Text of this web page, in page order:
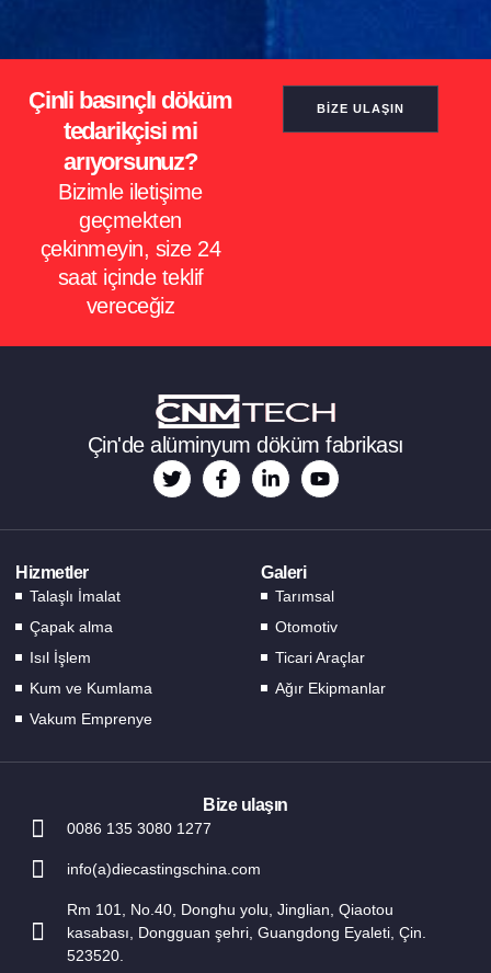
Çinli basınçlı döküm
tedarikçisi mi
arıyorsunuz?
Bizimle iletişime
geçmekten
çekinmeyin, size 24
saat içinde teklif
vereceğiz
BIZE ULAŞIN
Çin'de alüminyum döküm fabrikası
Hizmetler
Talaşlı İmalat
Çapak alma
Isıl İşlem
Kum ve Kumlama
Vakum Emprenye
Galeri
Tarımsal
Otomotiv
Ticari Araçlar
Ağır Ekipmanlar
Bize ulaşın
0086 135 3080 1277
info(a)diecastingschina.com
Rm 101, No.40, Donghu yolu, Jinglian, Qiaotou
kasabası, Dongguan şehri, Guangdong Eyaleti, Çin.
523520.
RU
NL
PT
CS
DA
JA
KO
NB